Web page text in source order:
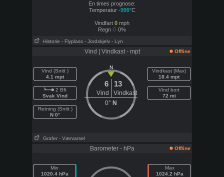
En times prognose:
Temperatur -999°C
Vindfart 0 mph
Regn
0%
Historie - Flyplass - Jordskjelv - Lyn
Vind | Vindkast - mpt Offline
Vind (Snitt )
4.1 mpt
2 Bft
Svak Vind
Retning (Snitt )
N 0°
N
6 13
Vind
Vindkast
0° N
Vindkast (Max)
18.4 mpt
Vind bort
72 mi
Grafer - Værvarsel
Barometer - hPa Offline
Min
1020.4 hPa
Max
1024.2 hPa